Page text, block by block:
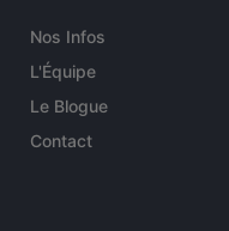
Nos Infos
L'Équipe
Le Blogue
Contact